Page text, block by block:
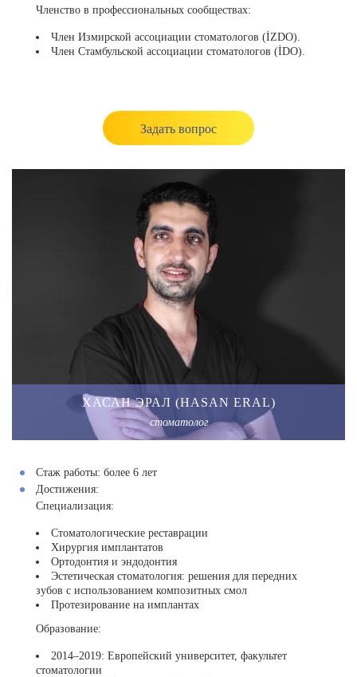
Членство в профессиональных сообществах:
Член Измирской ассоциации стоматологов (İZDO).
Член Стамбульской ассоциации стоматологов (İDO).
Задать вопрос
ХАСАН ЭРАЛ (HASAN ERAL)
стоматолог
Стаж работы: более 6 лет
Достижения:
Специализация:
Стоматологические реставрации
Хирургия имплантатов
Ортодонтия и эндодонтия
Эстетическая стоматология: решения для передних
зубов с использованием композитных смол
Протезирование на имплантах
Образование:
2014–2019: Европейский университет, факультет
стоматологии